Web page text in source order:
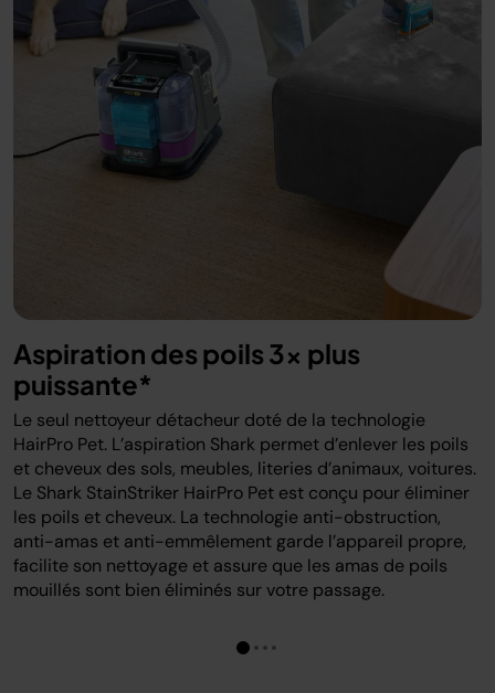
Aspiration des poils 3x plus
puissante*
Le seul nettoyeur détacheur doté de la technologie
HairPro Pet. L’aspiration Shark permet d’enlever les poils
et cheveux des sols, meubles, literies d’animaux, voitures.
Le Shark StainStriker HairPro Pet est conçu pour éliminer
les poils et cheveux. La technologie anti-obstruction,
anti-amas et anti-emmêlement garde l’appareil propre,
facilite son nettoyage et assure que les amas de poils
mouillés sont bien éliminés sur votre passage.